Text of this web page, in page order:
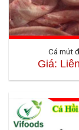
Cá mút
Giá: